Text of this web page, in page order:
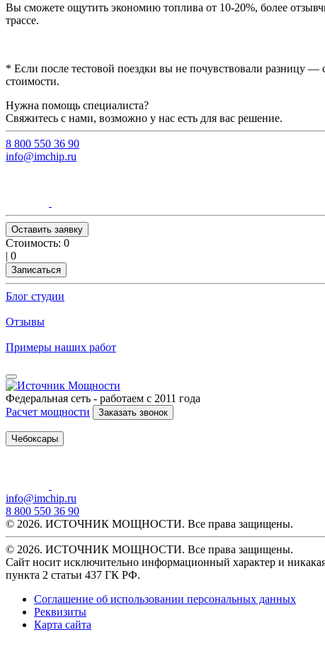
Вы сможете ощутить экономию топлива от 10-20%, более
трассе.
* Если после тестовой поездки вы не почувствовали разницу —
стоимости.
Нужна помощь специалиста?
Свяжитесь с нами, возможно у нас есть для вас решение.
8 800 550 36 90
info@imchip.ru
Оставить заявку
Стоимость: 0
| 0
Записаться
Блог студии
Отзывы
Примеры наших работ
Федеральная сеть - работаем с 2011 года
Расчет мощности
Заказать звонок
Чебоксары
info@imchip.ru
8 800 550 36 90
© 2026. ИСТОЧНИК МОЩНОСТИ. Все права защищены.
© 2026. ИСТОЧНИК МОЩНОСТИ. Все права защищены.
Сайт носит исключительно информационный характер и
пункта 2 статьи 437 ГК РФ.
Соглашение об использовании персональных данных
Реквизиты
Карта сайта